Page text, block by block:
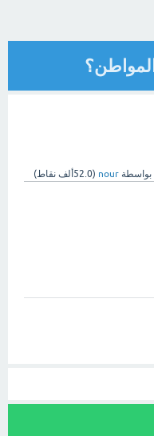
بواسطة nour
(52.0ألف نقاط)